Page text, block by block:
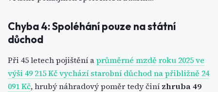
Chyba 4: Spoléhání pouze na státní
důchod
Při 45 letech pojištění aprůměrné mzdě roku 2025 ve
výši 49 215 Kč vychází starobní důchod na přibližně 24
091 Kč, hrubý náhradový poměr tedy činí zhruba49